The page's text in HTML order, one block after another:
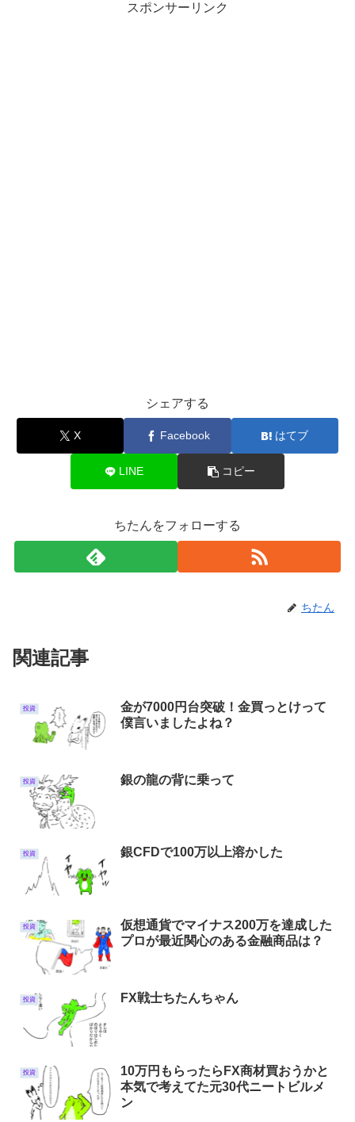
スポンサーリンク
シェアする
X Facebook はてブ
LINE コピー
ちたんをフォローする
ちたん
関連記事
投資
金が7000円台突破！金買っとけって
僕言いましたよね？
投資 銀の龍の背に乗って
投資 銀CFDで100万以上溶かした
投資
仮想通貨でマイナス200万を達成した
プロが最近関心のある金融商品は？
投資 FX戦士ちたんちゃん
投資
10万円もらったらFX商材買おうかと
本気で考えてた元30代ニートビルメ
ン